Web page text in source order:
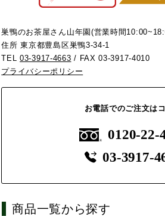
巣鴨のお茶屋さん山年園(営業時間
住所 東京都豊島区巣鴨3-34-1
TEL03-3917-4663 / FAX 03-3917-4010
プライバシーポリシー
お電話でのご注文は
0120-22-
03-3917-
商品一覧から探す